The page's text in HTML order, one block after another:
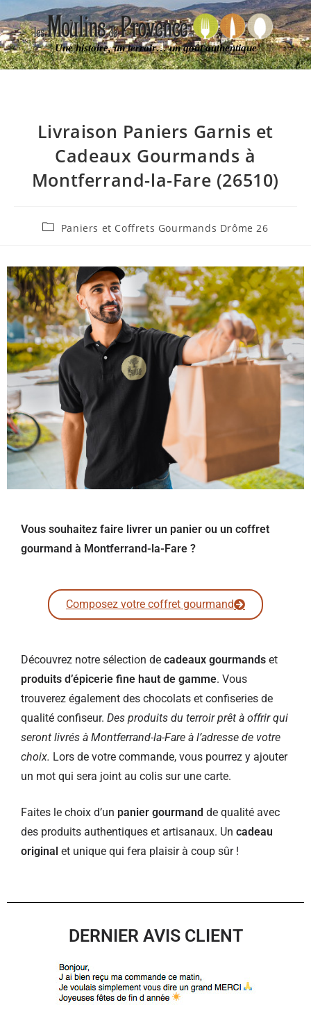
Une histoire, un terroir… un goût authentique
Livraison Paniers Garnis et
Cadeaux Gourmands à
Montferrand-la-Fare (26510)
Paniers et Coffrets Gourmands Drôme 26
Vous souhaitez faire livrer un panier ou un coffret
gourmand à Montferrand-la-Fare ?
Composez votre coffret gourmand
Découvrez notre sélection de cadeaux gourmands et
produits d’épicerie fine haut de gamme. Vous
trouverez également des chocolats et confiseries de
qualité confiseur. Des produits du terroir prêt à offrir qui
seront livrés à Montferrand-la-Fare à l’adresse de votre
choix. Lors de votre commande, vous pourrez y ajouter
un mot qui sera joint au colis sur une carte.
Faites le choix d’un panier gourmand de qualité avec
des produits authentiques et artisanaux. Un cadeau
original et unique qui fera plaisir à coup sûr !
DERNIER AVIS CLIENT